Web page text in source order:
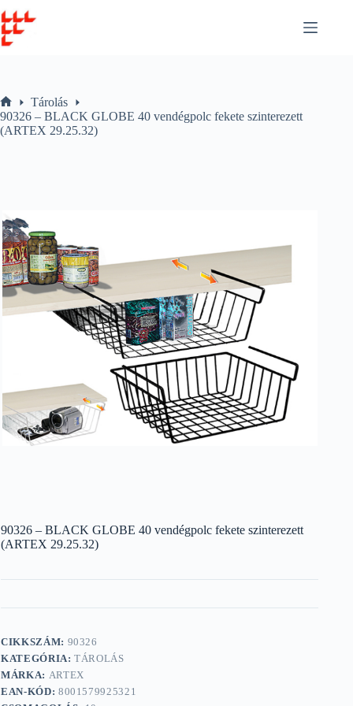
to
content
Home
Tárolás
90326 – BLACK GLOBE 40 vendégpolc fekete szinterezett
(ARTEX 29.25.32)
90326 – BLACK GLOBE 40 vendégpolc fekete szinterezett
(ARTEX 29.25.32)
CIKKSZÁM: 90326
KATEGÓRIA:TÁROLÁS
MÁRKA: ARTEX
EAN-KÓD: 8001579925321